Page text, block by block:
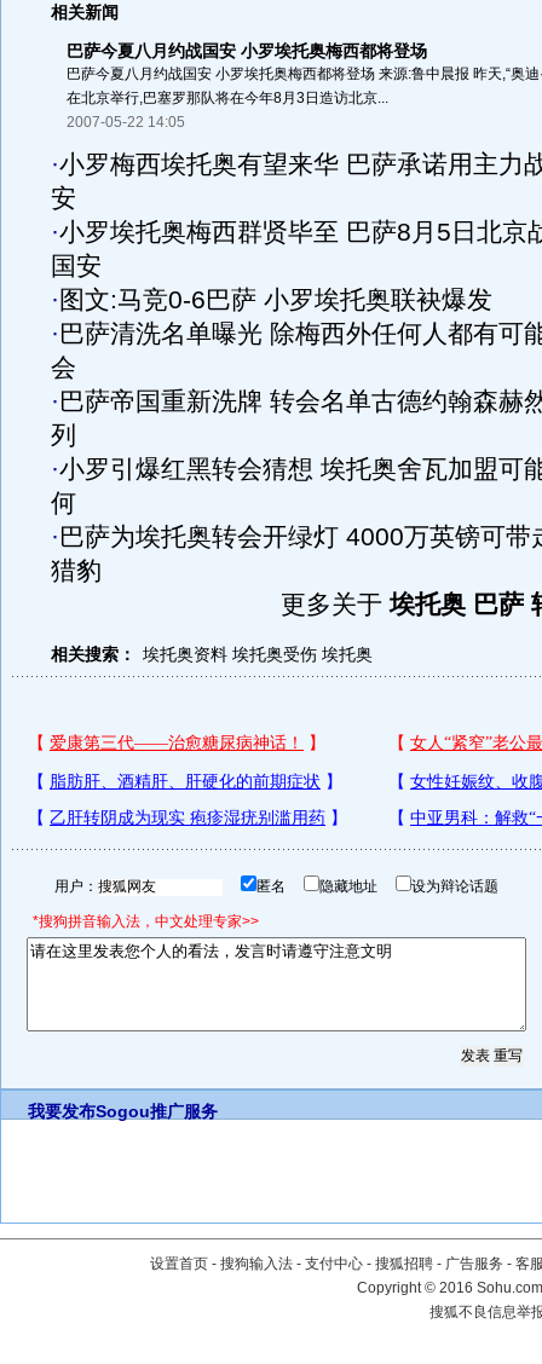
相关新闻
巴萨今夏八月约战国安 小罗埃托奥梅西都将登场
巴萨今夏八月约战国安 小罗埃托奥梅西都将登场 来源:鲁中晨报 昨天,“奥
在北京举行,巴塞罗那队将在今年8月3日造访北京...
2007-05-22 14:05
·小罗梅西埃托奥有望来华 巴萨承诺用主力
安
·小罗埃托奥梅西群贤毕至 巴萨8月5日北京
国安
· 图文:马竞0-6巴萨 小罗埃托奥联袂爆发
·巴萨清洗名单曝光 除梅西外任何人都有可
会
·巴萨帝国重新洗牌 转会名单古德约翰森赫
列
·小罗引爆红黑转会猜想 埃托奥舍瓦加盟可
何
·巴萨为埃托奥转会开绿灯 4000万英镑可带
猎豹
更多关于埃托奥 巴萨
相关搜索： 埃托奥资料 埃托奥受伤 埃托奥
用户： 匿名 隐藏地址 设为辩论话题
*搜狗拼音输入法，中文处理专家>>
我要发布Sogou推广服务
设置首页 - 搜狗输入法 - 支付中心 - 搜狐招聘 - 广告服务 - 客
Copyright©2016
搜狐不良信息举